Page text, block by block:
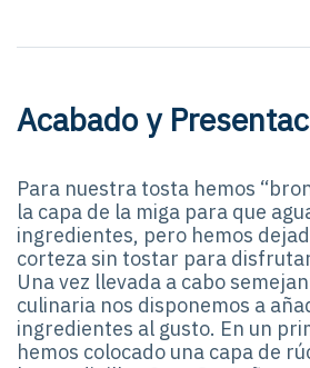
Acabado y
Para nuestra tosta hemos
la capa de la miga para que
ingredientes, pero hemos
corteza sin tostar para
Una vez llevada a cabo
culinaria nos disponemos a
ingredientes al gusto. En un
hemos colocado una capa de